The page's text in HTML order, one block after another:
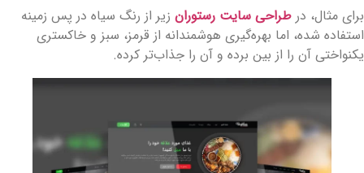
برای مثال، در طراحی سایت رستوران زیر از رنگ سیاه در پس زمینه
استفاده شده، اما بهره‌گیری هوشمندانه از قرمز، سبز و خاکستری
یکنواختی آن را از بین برده و آن را جذاب‌تر کرده.